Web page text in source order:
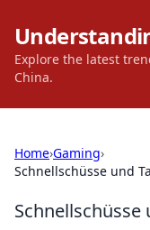
Explore the latest
China.
Home›Gaming›
Schnellschüsse und
Schnellschüsse